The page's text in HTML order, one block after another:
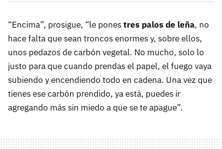
“Encima”, prosigue, “le ponestres palos de leña, no
hace falta que sean troncos enormes y, sobre ellos,
unos pedazos de carbón vegetal. No mucho, solo lo
justo para que cuando prendas el papel, el fuego vaya
subiendo y encendiendo todo en cadena. Una vez que
tienes ese carbón prendido, ya está, puedes ir
agregando más sin miedo a que se te apague”.